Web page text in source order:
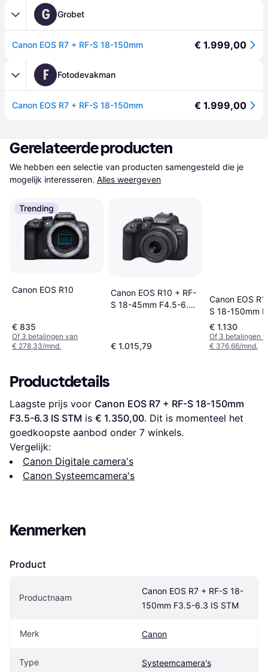
G Grobet
Canon EOS R7 + RF-S 18-150mm € 1.999,00
F Fotodevakman
Canon EOS R7 + RF-S 18-150mm € 1.999,00
Gerelateerde producten
We hebben een selectie van producten samengesteld die je
mogelijk interesseren. Alles weergeven
Trending
Canon EOS R10
€ 835
Of 3 betalingen van
€ 278,33/mnd.
Canon EOS R10 + RF-
S 18-45mm F4.5-6.3
€ 1.015,79
Canon EOS
S 18-150mm
IS STM
€ 1.130
Of 3 betalingen
€ 376,66/mnd.
Productdetails
Laagste prijs voor Canon EOS R7 + RF-S 18-150mm
F3.5-6.3 IS STM is € 1.350,00. Dit is momenteel het
goedkoopste aanbod onder 7 winkels.
Vergelijk:
Canon Digitale camera's
Canon Systeemcamera's
Kenmerken
Product
Productnaam
Canon EOS R7 + RF-S 18-
150mm F3.5-6.3 IS STM
Merk Canon
Type Systeemcamera's